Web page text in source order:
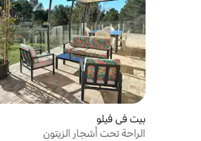
بيت في فيلو
الراحة تحت أشجار الزيتون